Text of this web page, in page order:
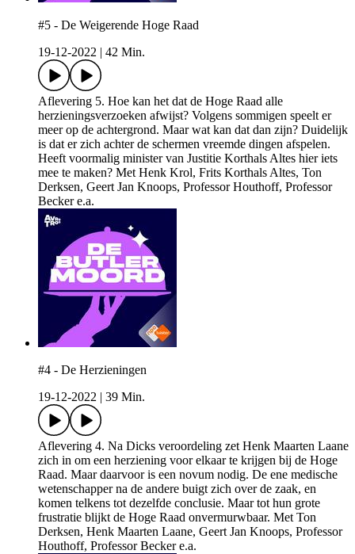
#5 - De Weigerende Hoge Raad
19-12-2022
42 Min.
Aflevering 5. Hoe kan het dat de Hoge Raad alle
herzieningsverzoeken afwijst? Volgens sommigen speelt er
meer op de achtergrond. Maar wat kan dat dan zijn? Duidelijk
is dat er zich achter de schermen vreemde dingen afspelen.
Heeft voormalig minister van Justitie Korthals Altes hier iets
mee te maken? Met Henk Krol, Frits Korthals Altes, Ton
Derksen, Geert Jan Knoops, Professor Houthoff, Professor
Becker e.a.
#4 - De Herzieningen
19-12-2022
39 Min.
Aflevering 4. Na Dicks veroordeling zet Henk Maarten Laane
zich in om een herziening voor elkaar te krijgen bij de Hoge
Raad. Maar daarvoor is een novum nodig. De ene medische
wetenschapper na de andere buigt zich over de zaak, en
komen telkens tot dezelfde conclusie. Maar tot hun grote
frustratie blijkt de Hoge Raad onvermurwbaar. Met Ton
Derksen, Henk Maarten Laane, Geert Jan Knoops, Professor
Houthoff, Professor Becker e.a.